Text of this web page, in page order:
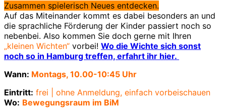
Zusammen spielerisch Neues entdecken.
Auf das Miteinander kommt es dabei besonders an und
die sprachliche Förderung der Kinder passiert noch so
nebenbei. Also kommen Sie doch gerne mit Ihren
„kleinen Wichten“ vorbei! Wo die Wichte sich sonst
noch so in Hamburg treffen, erfahrt ihr hier.
Wann: Montags, 10.00-10:45 Uhr
Eintritt: frei | ohne Anmeldung, einfach vorbeischauen
Wo: Bewegungsraum im BiM